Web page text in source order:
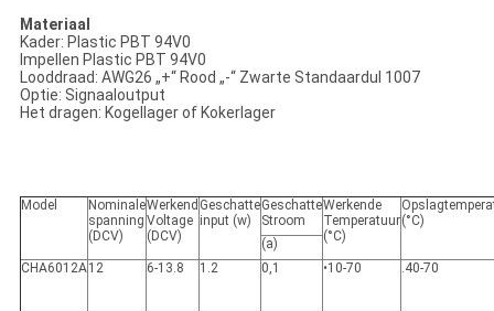
Materiaal
Kader: Plastic PBT 94V0
Impellen Plastic PBT 94V0
Looddraad: AWG26 „+“ Rood „-“ Zwarte Standaardul 1007
Optie: Signaaloutput
Het dragen: Kogellager of Kokerlager
Model
Nominale
spanning
(DCV)
Werkend
Voltage
(DCV)
Geschatte
input (w)
Geschatte
Stroom
Werkende
Temperatuur
(°C)
(°C)
(a)
CHA6012A12 6-13.8 1.2 0,1 •10-70 .40-70